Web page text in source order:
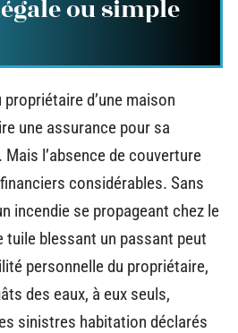
ou simple
propriétaire d’une maison
une assurance pour sa
l’absence de couverture
considérables. Sans
incendie se propageant chez le
tuile blessant un passant peut
personnelle du propriétaire,
des eaux, à eux seuls,
sinistres habitation déclarés